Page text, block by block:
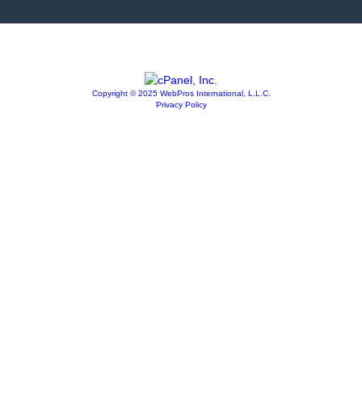
Copyright © 2025 WebPros International, L.L.C.
Privacy Policy